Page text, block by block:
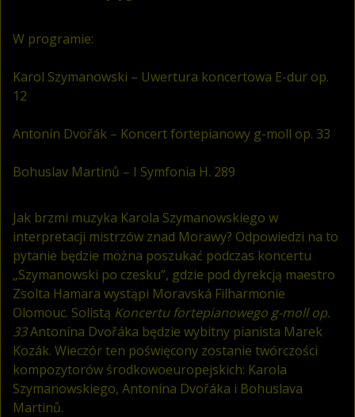
W programie:
Karol Szymanowski – Uwertura koncertowa E-dur op.
12
Antonín Dvořák – Koncert fortepianowy g-moll op. 33
Bohuslav Martinů – I Symfonia H. 289
Jak brzmi muzyka Karola Szymanowskiego w
interpretacji mistrzów znad Morawy? Odpowiedzi na to
pytanie będzie można poszukać podczas koncertu
„Szymanowski po czesku”, gdzie pod dyrekcją maestro
Zsolta Hamara wystąpi Moravská Filharmonie
Olomouc. Solistą Koncertu fortepianowego g-moll op.
33Antonína Dvořáka będzie wybitny pianista Marek
Kozák. Wieczór ten poświęcony zostanie twórczości
kompozytorów środkowoeuropejskich: Karola
Szymanowskiego, Antonína Dvořáka i Bohuslava
Martinů.